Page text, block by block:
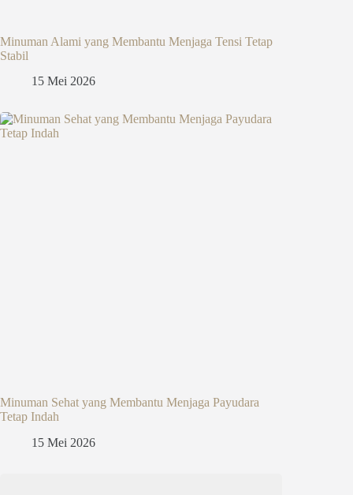
Minuman Alami yang Membantu Menjaga Tensi Tetap
Stabil
15 Mei 2026
Minuman Sehat yang Membantu Menjaga Payudara
Tetap Indah
15 Mei 2026